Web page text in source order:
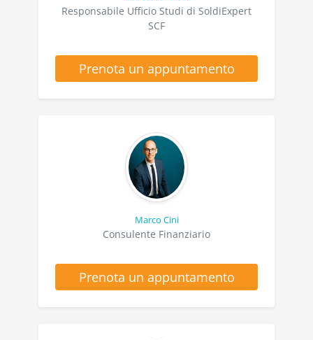
Responsabile Ufficio Studi di SoldiExpert
SCF
Prenota un appuntamento
Marco Cini
Consulente Finanziario
Prenota un appuntamento